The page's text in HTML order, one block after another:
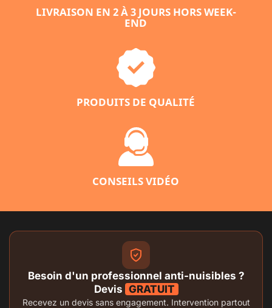
LIVRAISON EN 2 À 3 JOURS HORS WEEK-
END
PRODUITS DE QUALITÉ
CONSEILS VIDÉO
Besoin d'un professionnel anti-nuisibles ?
Devis GRATUIT
Recevez un devis sans engagement. Intervention partout